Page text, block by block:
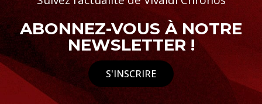
ABONNEZ-VOUS À NOTRE
NEWSLETTER !
S'INSCRIRE